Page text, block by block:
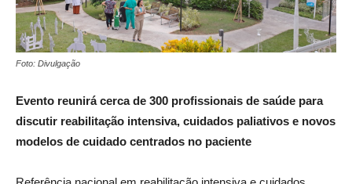
Foto: Divulgação
Evento reunirá cerca de 300 profissionais de saúde para
discutir reabilitação intensiva, cuidados paliativos e novos
modelos de cuidado centrados no paciente